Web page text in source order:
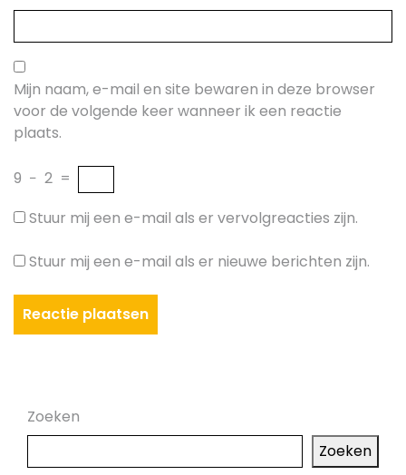
Mijn naam, e-mail en site bewaren in deze browser
voor de volgende keer wanneer ik een reactie
plaats.
9 − 2 =
Stuur mij een e-mail als er vervolgreacties zijn.
Stuur mij een e-mail als er nieuwe berichten zijn.
Zoeken
Zoeken